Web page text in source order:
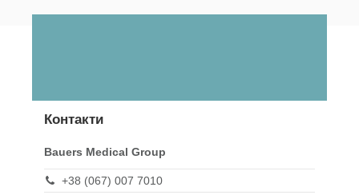
Контакти
Bauers Medical Group
+38 (067) 007 7010